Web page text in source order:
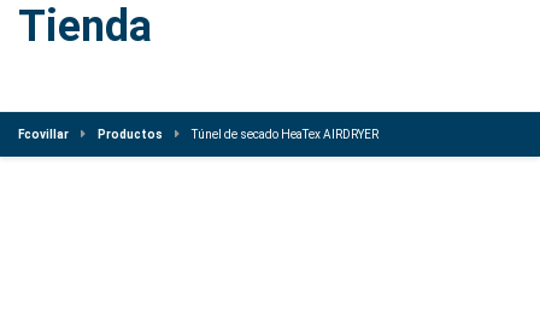
Tienda
Fcovillar Productos Túnel de secado HeaTex AIRDRYER